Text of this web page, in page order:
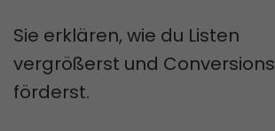
Sie erklären, wie du Listen
vergrößerst und Conversions
förderst.